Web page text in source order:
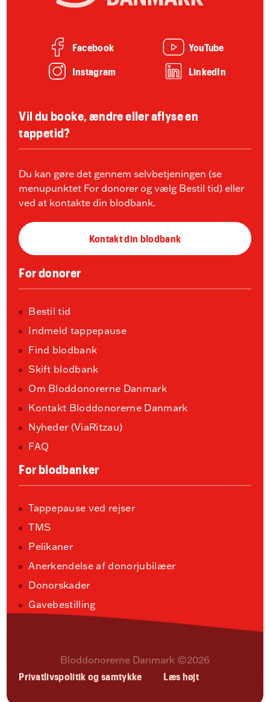
Facebook
YouTube
Instagram
LinkedIn
Vil du booke, ændre eller aflyse en
tappetid?
Du kan gøre det gennem selvbetjeningen (se
menupunktet For donorer og vælg Bestil tid) eller
ved at kontakte din blodbank.
Kontakt din blodbank
For donorer
Bestil tid
Indmeld tappepause
Find blodbank
Skift blodbank
Om Bloddonorerne Danmark
Kontakt Bloddonorerne Danmark
Nyheder (ViaRitzau)
FAQ
For blodbanker
Tappepause ved rejser
TMS
Pelikaner
Anerkendelse af donorjubilæer
Donorskader
Gavebestilling
Bloddonorerne Danmark ©2026
Privatlivspolitik og samtykke Læs højt